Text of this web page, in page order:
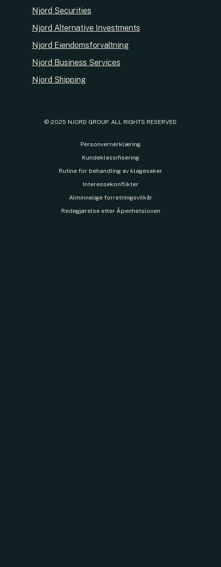
Njord Securities
Njord Alternative Investments
Njord Eiendomsforvaltning
Njord Business Services
Njord Shipping
© 2025 NJORD GROUP. ALL RIGHTS RESERVED
Personvernerklæring
Kundeklassifisering
Rutine for behandling av klagesaker
Interessekonflikter
Alminnelige forretningsvilkår
Redegjørelse etter Åpenhetsloven